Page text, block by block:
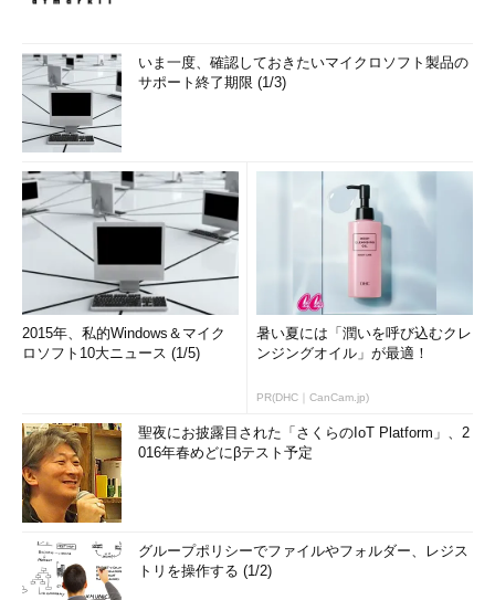
いま一度、確認しておきたいマイクロソフト製品の
サポート終了期限 (1/3)
2015年、私的Windows＆マイク
ロソフト10大ニュース (1/5)
暑い夏には「潤いを呼び込むクレ
ンジングオイル」が最適！
PR(DHC｜CanCam.jp)
聖夜にお披露目された「さくらのIoT Platform」、2
016年春めどにβテスト予定
グループポリシーでファイルやフォルダー、レジス
トリを操作する (1/2)